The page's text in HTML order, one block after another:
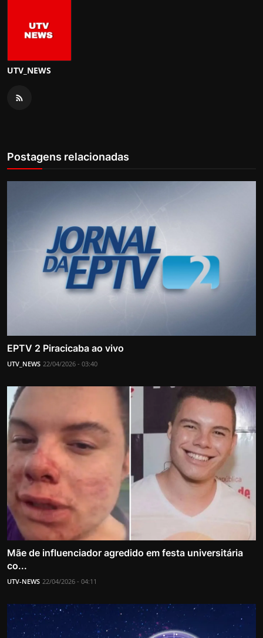
UTV_NEWS
Postagens relacionadas
EPTV 2 Piracicaba ao vivo
UTV_NEWS 22/04/2026 - 03:40
Mãe de influenciador agredido em festa universitária
co...
UTV-NEWS 22/04/2026 - 04:11